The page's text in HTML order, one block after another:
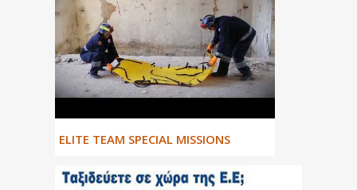
ΕLITE TEAM SPECIAL MISSIONS